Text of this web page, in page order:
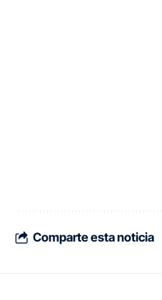
Comparte esta noticia